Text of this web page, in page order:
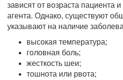
зависят от возраста пациента
агента. Однако, существуют
указывают на наличие
высокая температура;
головная боль;
жесткость шеи;
тошнота или рвота;